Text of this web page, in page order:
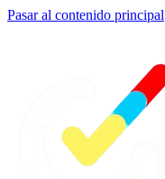
Pasar al contenido principal